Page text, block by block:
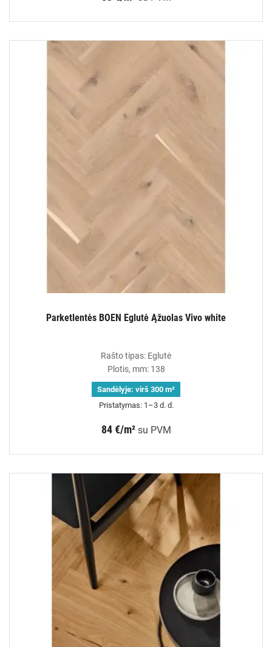
Parketlentės BOEN Eglutė Ąžuolas Vivo white
Rašto tipas: Eglutė
Plotis, mm: 138
Sandėlyje: virš 300 m²
Pristatymas: 1–3 d. d.
84 €/m² su PVM